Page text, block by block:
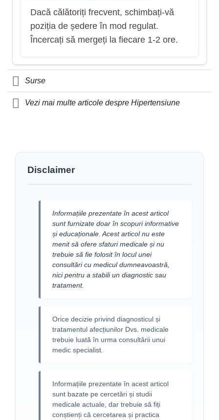
Dacă călătoriți frecvent, schimbați-vă
poziția de ședere în mod regulat.
Încercați să mergeți la fiecare 1-2 ore.
Surse
Vezi mai multe articole despre Hipertensiune
Disclaimer
Informațiile prezentate în acest articol
sunt furnizate doar în scopuri informative
și educaționale. Acest articol nu este
menit să ofere sfaturi medicale și nu
trebuie să fie folosit în locul unei
consultări cu medicul dumneavoastră,
nici pentru a stabili un diagnostic sau
tratament.
Orice decizie privind diagnosticul și
tratamentul afecțiunilor Dvs. medicale
trebuie luată în urma consultării unui
medic specialist.
Informațiile prezentate în acest articol
sunt bazate pe cercetări și studii
medicale actuale, dar trebuie să fiți
conștienți că cercetarea și practica